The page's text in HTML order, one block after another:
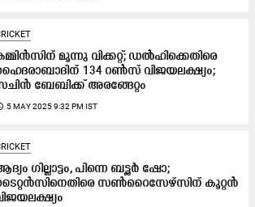
മൂന്നു വിക്കറ്റ്; ഡൽഹിക്കെതിരെ
134 റൺസ് വിജയലക്ഷ്യം;
ബേബിക്ക് അരങ്ങേറ്റം
5 MAY 2025 9:32 PM IST
ഗില്ലാട്ടം, പിന്നെ ബട്ട്ലർ ഷോ;
സൺറൈസേഴ്സിന് കൂറ്റൻ